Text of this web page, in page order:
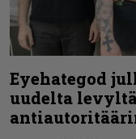
Eyehategod
uudelta